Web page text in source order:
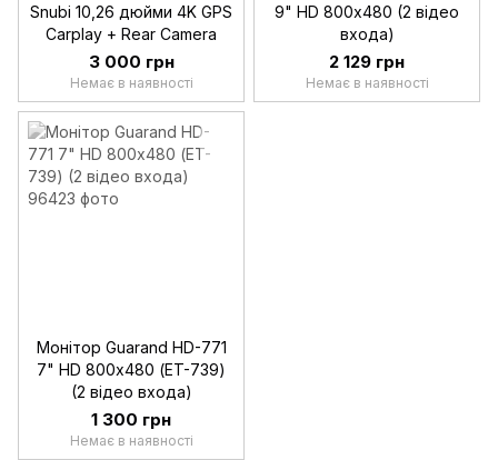
Snubi 10,26 дюйми 4K GPS
Carplay + Rear Camera
3 000 грн
Немає в наявності
9" HD 800х480 (2 відео
входа)
2 129 грн
Немає в наявності
Монітор Guarand HD-771
7" HD 800х480 (ET-739)
(2 відео входа)
1 300 грн
Немає в наявності